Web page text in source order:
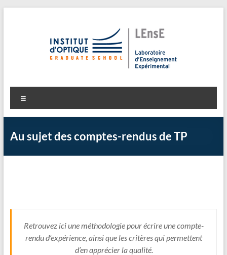
LEnsE
Laboratoire d'Enseignement Expérimental
Au sujet des comptes-rendus de TP
Retrouvez ici une méthodologie pour écrire une compte-
rendu d’expérience, ainsi que les critères qui permettent
d’en apprécier la qualité.